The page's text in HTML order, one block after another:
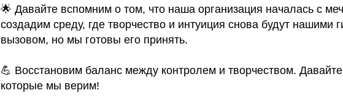
🌟 Давайте вспомним о том, что наша организация началась с
создадим среду, где творчество и интуиция снова будут нашими
вызовом, но мы готовы его принять.
💪 Восстановим баланс между контролем и творчеством.
которые мы верим!